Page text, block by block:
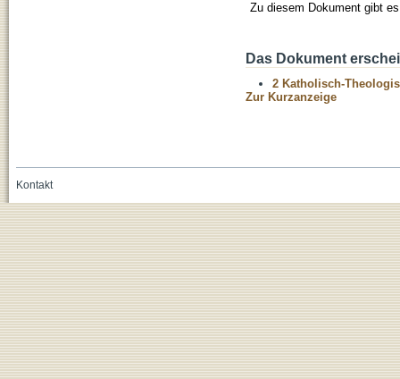
Zu diesem Dokument gibt
Das Dokument
2 Katholisch-
Zur Kurzanzeige
Kontakt